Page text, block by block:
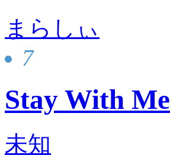
まらしぃ
7
Stay With Me
未知